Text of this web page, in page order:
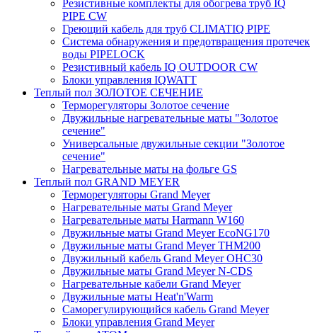
Резистивные комплекты для обогрева труб IQ
PIPE CW
Греющий кабель для труб CLIMATIQ PIPE
Система обнаружения и предотвращения протечек
воды PIPELOCK
Резистивный кабель IQ OUTDOOR CW
Блоки управления IQWATT
Теплый пол ЗОЛОТОЕ СЕЧЕНИЕ
Терморегуляторы Золотое сечение
Двужильные нагревательные маты "Золотое
сечение"
Универсальные двужильные секции "Золотое
сечение"
Нагревательные маты на фольге GS
Теплый пол GRAND MEYER
Терморегуляторы Grand Meyer
Нагревательные маты Grand Meyer
Нагревательные маты Harmann W160
Двужильные маты Grand Meyer EcoNG170
Двужильные маты Grand Meyer THM200
Двужильный кабель Grand Meyer OHC30
Двужильные маты Grand Meyer N-CDS
Нагревательные кабели Grand Meyer
Двужильные маты Heat'n'Warm
Саморегулирующийся кабель Grand Meyer
Блоки управления Grand Meyer